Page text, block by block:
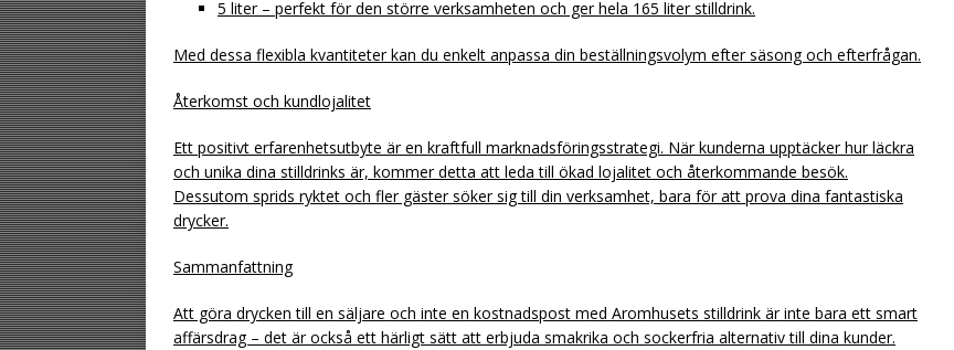
5 liter – perfekt för den större verksamheten och ger hela 165 liter stilldrink.
Med dessa flexibla kvantiteter kan du enkelt anpassa din beställningsvolym efter säsong och efterfrågan.
Återkomst och kundlojalitet
Ett positivt erfarenhetsutbyte är en kraftfull marknadsföringsstrategi. När kunderna upptäcker hur läckra
och unika dina stilldrinks är, kommer detta att leda till ökad lojalitet och återkommande besök.
Dessutom sprids ryktet och fler gäster söker sig till din verksamhet, bara för att prova dina fantastiska
drycker.
Sammanfattning
Att göra drycken till en säljare och inte en kostnadspost med Aromhusets stilldrink är inte bara ett smart
affärsdrag – det är också ett härligt sätt att erbjuda smakrika och sockerfria alternativ till dina kunder.